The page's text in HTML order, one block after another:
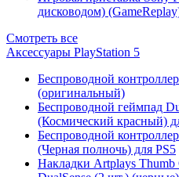
дисководом)
Смотреть все
Аксессуары PlayStation 5
Беспроводной
(оригинальный)
Беспроводной геймпад
(Космический красный)
Беспроводной
(Черная полночь) для PS5
Накладки Artplays Thumb